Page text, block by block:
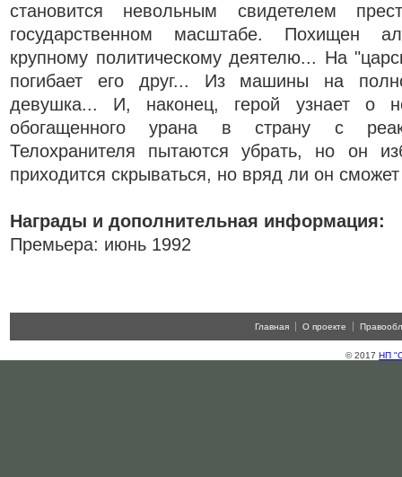
становится невольным свидетелем
государственном масштабе. Похищен
крупному политическому деятелю... На
погибает его друг... Из машины на
девушка... И, наконец, герой узнает о
обогащенного урана в страну с
Телохранителя пытаются убрать, но он
приходится скрываться, но вряд ли он
Награды и дополнительная информация:
Премьера: июнь 1992
Главная О проекте
© 2017 НП